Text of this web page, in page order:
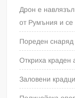
Дрон е
от Румъния и се
Пореден снаряд
Откриха краден
Заловени